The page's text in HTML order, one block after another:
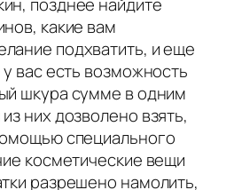
какие вам
подхватить, и еще
вас есть возможность
шкура сумме в одним
них дозволено взять,
специального
косметические вещи
разрешено намолить,